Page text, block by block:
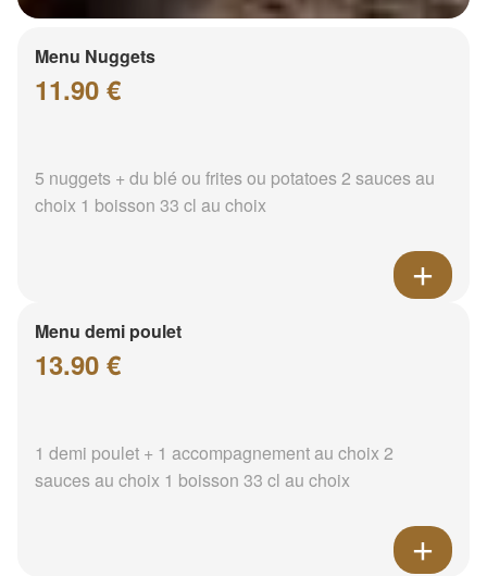
Menu Nuggets
11.90 €
5 nuggets + du blé ou frites ou potatoes 2 sauces au
choix 1 boisson 33 cl au choix
Menu demi poulet
13.90 €
1 demi poulet + 1 accompagnement au choix 2
sauces au choix 1 boisson 33 cl au choix